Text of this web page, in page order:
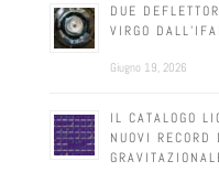
DUE
VIRGO
Giugno 19, 2026
IL CATALOGO
NUOVI RECORD